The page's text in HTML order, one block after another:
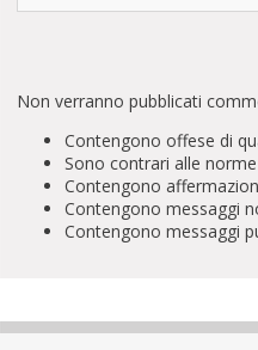
Non verranno pubblicati
Contengono offese di
Sono contrari alle
Contengono
Contengono messaggi
Contengono messaggi